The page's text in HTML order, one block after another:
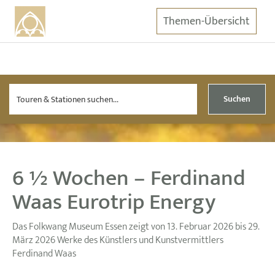
Themen-Übersicht
Suchen
6 ½ Wochen – Ferdinand
Waas Eurotrip Energy
Das Folkwang Museum Essen zeigt von 13. Februar 2026 bis 29.
März 2026 Werke des Künstlers und Kunstvermittlers
Ferdinand Waas